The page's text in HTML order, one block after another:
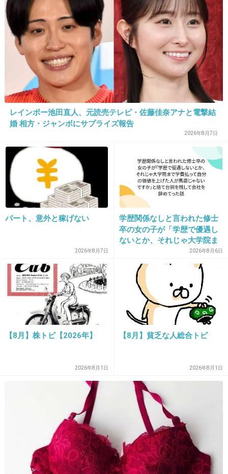
3日目までなら多めに。
2026/06/03(水) 18:16:02
>>18
一個しか持ち歩かないとか書いてるの絶対に女
ではない
-5
36. 匿名 2026/06/03(水) 18:16:11
>>4
これ こんなん聞くとかアホだろ
+27 -1
37. 匿名2026/06/03(水) 18:16:19
1日外出するときは3つくらいかな
-0
ナプキンは併用しないのですか？
ナプキンは併用するけど交換しないのですか？
+2
2026/06/03(水) 18:16:56
判が含まれていたとの指摘
も…
レインボー池田直人、元読売テレビ・佐藤佳奈アナと電撃結
婚 相方・ジャンボにサプライズ報告
2026年8月7日
パート、意外と稼げない
2026年8月7日
学歴関係なしと言われた修士
卒の女の子が「学歴で優遇し
ないとか、それじゃ大学院ま
で学費払って自分の価値を上
げた人が馬鹿じゃないです
か」と捨て台詞を残し会社を
辞めてった
2026年8月6日
【8月】株トピ【2026年】
2026年8月1日
【8月】貧乏な人総合トピ
2026年8月1日